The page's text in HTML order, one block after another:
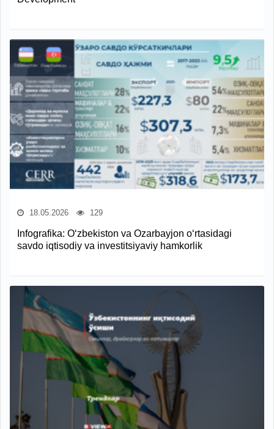
18.05.2026 129
Infografika: O‘zbekiston va Ozarbayjon o‘rtasidagi
savdo iqtisodiy va investitsiyaviy hamkorlik